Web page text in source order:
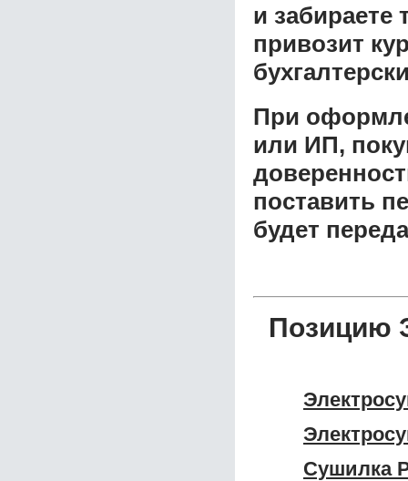
и забираете
привозит
При
или ИП,
поставить
будет
Позицию
Сушилка